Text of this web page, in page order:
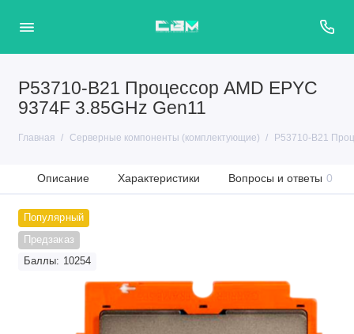
P53710-B21 Процессор AMD EPYC
9374F 3.85GHz Gen11
Главная Серверные компоненты (комплектующие) P53710-B21
Описание Характеристики Вопросы и ответы 0
Популярный
Предзаказ
Баллы: 10254